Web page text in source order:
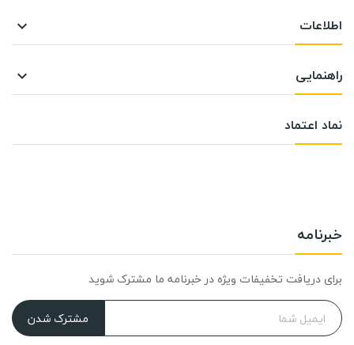
اطلاعات 
راهنمایی 
نماد اعتماد
خبرنامه
برای دریافت تخفیفات ویژه در خبرنامه ما مشترک شوید
مشترک شدن